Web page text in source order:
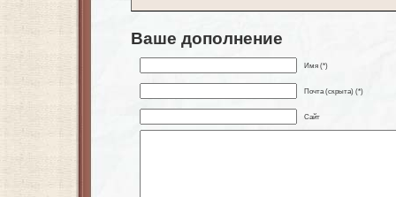
Ваше дополнение
Имя (*)
Почта (скрыта) (*)
Сайт